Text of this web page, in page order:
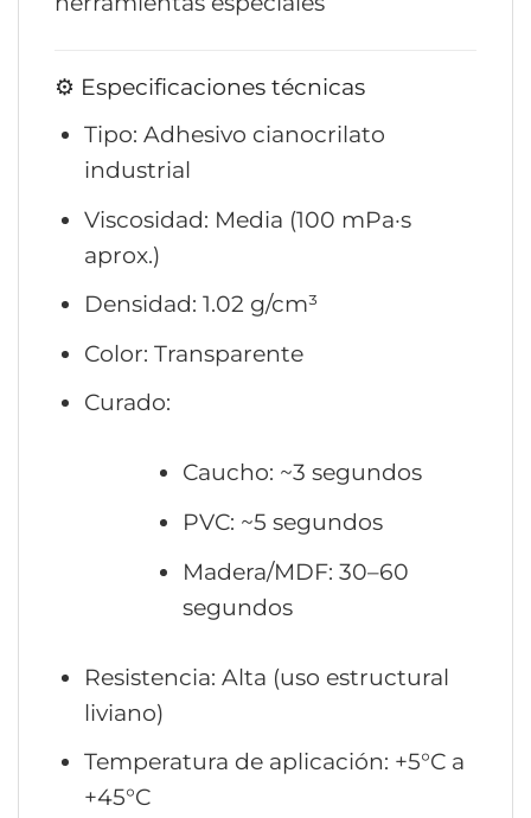
⚙️ Especificaciones técnicas
Tipo: Adhesivo cianocrilato
industrial
Viscosidad: Media (100 mPa·s
aprox.)
Densidad: 1.02 g/cm³
Color: Transparente
Curado:
Caucho: ~3 segundos
PVC: ~5 segundos
Madera/MDF: 30–60
segundos
Resistencia: Alta (uso estructural
liviano)
Temperatura de aplicación: +5°C a
+45°C